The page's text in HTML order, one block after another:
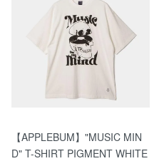
【APPLEBUM】"MUSIC MIN
D" T-SHIRT PIGMENT WHITE